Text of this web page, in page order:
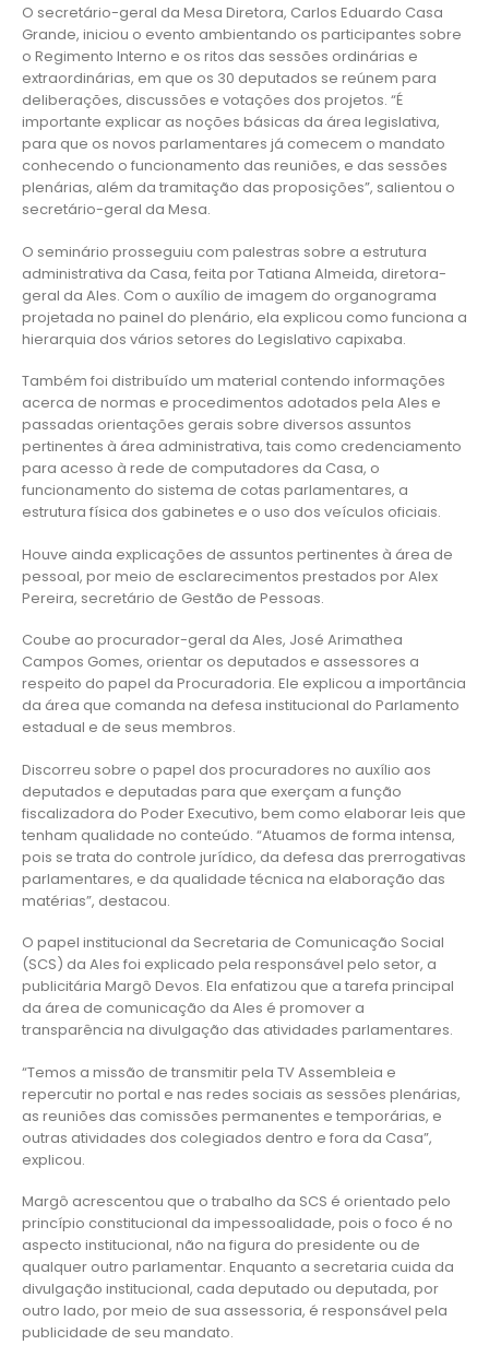
O secretário-geral da Mesa Diretora, Carlos Eduardo Casa
Grande, iniciou o evento ambientando os participantes sobre
o Regimento Interno e os ritos das sessões ordinárias e
extraordinárias, em que os 30 deputados se reúnem para
deliberações, discussões e votações dos projetos. “É
importante explicar as noções básicas da área legislativa,
para que os novos parlamentares já comecem o mandato
conhecendo o funcionamento das reuniões, e das sessões
plenárias, além da tramitação das proposições”, salientou o
secretário-geral da Mesa.
O seminário prosseguiu com palestras sobre a estrutura
administrativa da Casa, feita por Tatiana Almeida, diretora-
geral da Ales. Com o auxílio de imagem do organograma
projetada no painel do plenário, ela explicou como funciona a
hierarquia dos vários setores do Legislativo capixaba.
Também foi distribuído um material contendo informações
acerca de normas e procedimentos adotados pela Ales e
passadas orientações gerais sobre diversos assuntos
pertinentes à área administrativa, tais como credenciamento
para acesso à rede de computadores da Casa, o
funcionamento do sistema de cotas parlamentares, a
estrutura física dos gabinetes e o uso dos veículos oficiais.
Houve ainda explicações de assuntos pertinentes à área de
pessoal, por meio de esclarecimentos prestados por Alex
Pereira, secretário de Gestão de Pessoas.
Coube ao procurador-geral da Ales, José Arimathea
Campos Gomes, orientar os deputados e assessores a
respeito do papel da Procuradoria. Ele explicou a importância
da área que comanda na defesa institucional do Parlamento
estadual e de seus membros.
Discorreu sobre o papel dos procuradores no auxílio aos
deputados e deputadas para que exerçam a função
fiscalizadora do Poder Executivo, bem como elaborar leis que
tenham qualidade no conteúdo. “Atuamos de forma intensa,
pois se trata do controle jurídico, da defesa das prerrogativas
parlamentares, e da qualidade técnica na elaboração das
matérias”, destacou.
O papel institucional da Secretaria de Comunicação Social
(SCS) da Ales foi explicado pela responsável pelo setor, a
publicitária Margô Devos. Ela enfatizou que a tarefa principal
da área de comunicação da Ales é promover a
transparência na divulgação das atividades parlamentares.
“Temos a missão de transmitir pela TV Assembleia e
repercutir no portal e nas redes sociais as sessões plenárias,
as reuniões das comissões permanentes e temporárias, e
outras atividades dos colegiados dentro e fora da Casa”,
explicou.
Margô acrescentou que o trabalho da SCS é orientado pelo
princípio constitucional da impessoalidade, pois o foco é no
aspecto institucional, não na figura do presidente ou de
qualquer outro parlamentar. Enquanto a secretaria cuida da
divulgação institucional, cada deputado ou deputada, por
outro lado, por meio de sua assessoria, é responsável pela
publicidade de seu mandato.